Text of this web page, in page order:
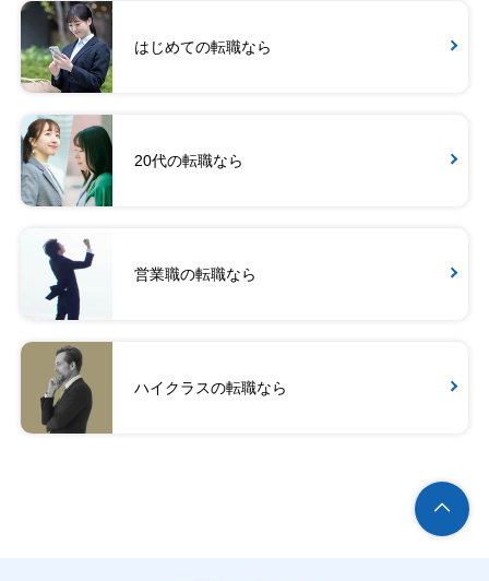
はじめての転職なら
20代の転職なら
営業職の転職なら
ハイクラスの転職なら